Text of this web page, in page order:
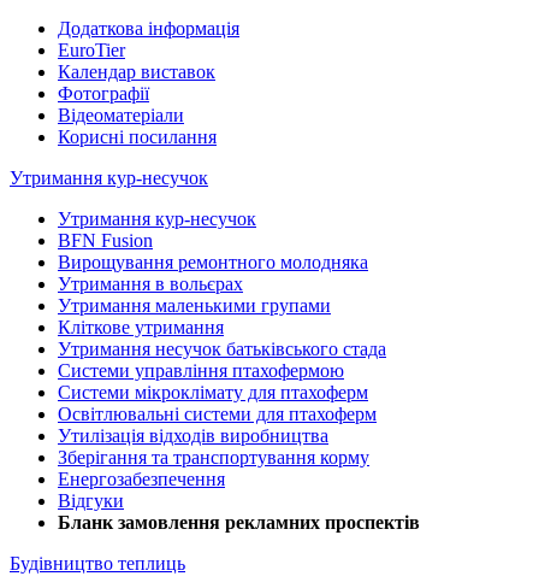
Додаткова інформація
EuroTier
Календар виставок
Фотографії
Відеоматеріали
Корисні посилання
Утримання кур-несучок
Утримання кур-несучок
BFN Fusion
Вирощування ремонтного молодняка
Утримання в вольєрах
Утримання маленькими групами
Кліткове утримання
Утримання несучок батьківського стада
Системи управління птахофермою
Системи мікроклімату для птахоферм
Освітлювальні системи для птахоферм
Утилізація відходів виробництва
Зберігання та транспортування корму
Енергозабезпечення
Відгуки
Бланк замовлення рекламних проспектів
Будівництво теплиць